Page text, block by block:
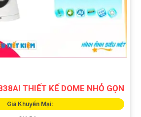
THIẾT KẾ DOME NHỎ GỌN
Giá Khuyến Mại: